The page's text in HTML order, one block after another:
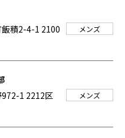
積2-4-1 2100
メンズ
1 2212区
メンズ